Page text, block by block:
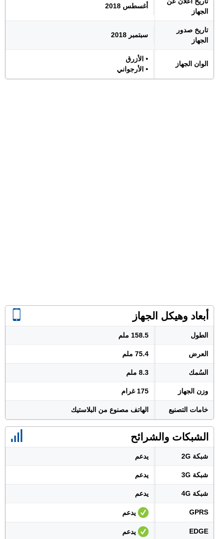
الجهاز
أغسطس 2018
تاريخ صدور
الجهاز
سبتمبر 2018
الوان الجهاز
• الأزرق
• الأرجواني
أبعاد وهيكل الجهاز
الطول 158.5 ملم
العرض 75.4 ملم
السُمك 8.3 ملم
وزن الجهاز 175 غرام
خامات التصنيع الهاتف مصنوع من البلاستيك
الشبكات والشرائح
شبكة 2G يدعم
شبكة 3G يدعم
شبكة 4G يدعم
GPRS يدعم
EDGE يدعم